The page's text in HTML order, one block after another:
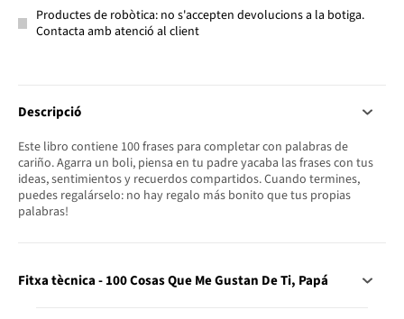
Productes de robòtica: no s'accepten devolucions a la botiga.
Contacta amb atenció al client
Descripció
Este libro contiene 100 frases para completar con palabras de
cariño. Agarra un boli, piensa en tu padre yacaba las frases con tus
ideas, sentimientos y recuerdos compartidos. Cuando termines,
puedes regalárselo: ­no hay regalo más bonito que tus propias
palabras!
Fitxa tècnica - 100 Cosas Que Me Gustan De Ti, Papá